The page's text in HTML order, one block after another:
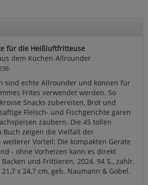
für die Heißluftfritteuse
dem Küchen-Allrounder
sind echte Allrounder und können für
Frites verwendet werden. So
Snacks zubereiten, Brot und
Fleisch- und Fischgerichte garen
zaubern. Die 45 tollen
Buch zeigen die Vielfalt der
weiterer Vorteil: Die kompakten Geräte
- ohne Vorheizen kann es direkt
und Frittieren. 2024. 94 S., zahlr.
x 24,7 cm, geb. Naumann & Göbel.